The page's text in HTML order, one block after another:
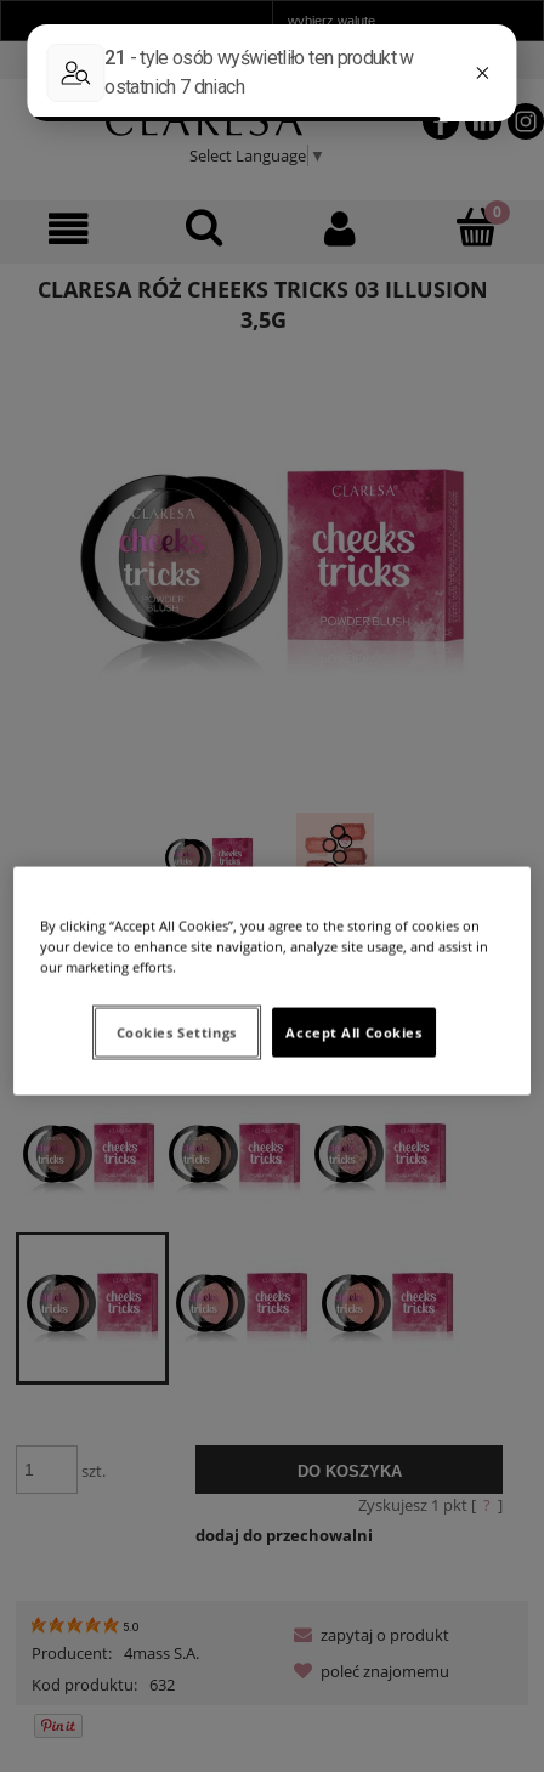
ZAREJESTRUJ SIĘ ZALOGUJ SIĘ
Select Language ▼
CLARESA RÓŻ CHEEKS TRICKS 03 ILLUSION
3,5G
Dostępność:
duża ilość
Dostawa:
od 12,99 zł- InPost Paczkomat 24/7, (Polska)
Cena nie zawiera ewentualnych kosztów płatności
sprawdź formy dostawy
8,99 zł 14,99 zł
Najniższa cena z 30 dni przed tą promocją:9,00 zł
momentu, kiedy
sprzedaży.
szt. DO KOSZYKA
Zyskujesz 1 pkt [ ? ]
dodaj do przechowalni
5.0
Producent: 4mass S.A.
Kod produktu:
632
zapytaj o produkt
poleć znajomemu
By clicking “Accept All Cookies”, you agree to the storing of cookies on
your device to enhance site navigation, analyze site usage, and assist in
our marketing efforts.
Accept All Cookies
Cookies Settings